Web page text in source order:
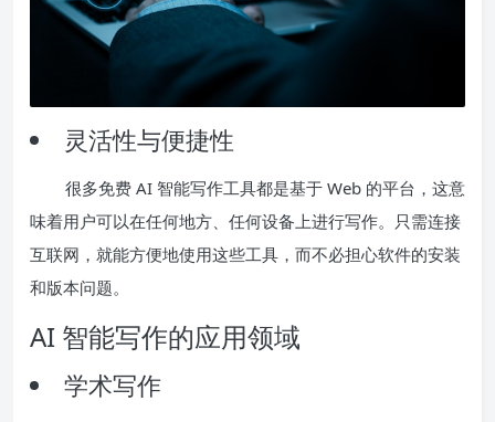
灵活性与便捷性
很多免费 AI 智能写作工具都是基于 Web 的平台，这意
味着用户可以在任何地方、任何设备上进行写作。只需连接
互联网，就能方便地使用这些工具，而不必担心软件的安装
和版本问题。
AI 智能写作的应用领域
学术写作